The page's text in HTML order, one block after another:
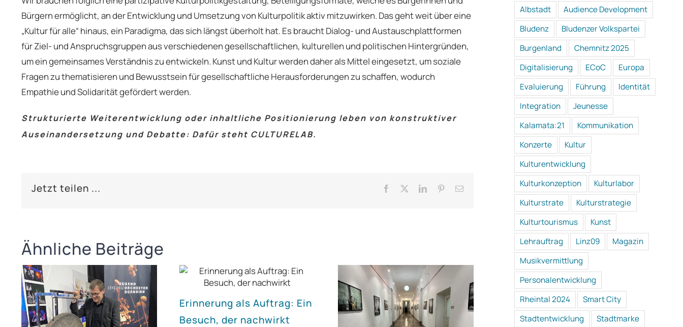
Bürgern ermöglicht, an der Entwicklung und Umsetzung von Kulturpolitik aktiv mitzuwirken. Das geht weit über eine
„Kultur für alle“ hinaus, ein Paradigma, das sich längst überholt hat. Es braucht Dialog- und Austauschplattformen
für Ziel- und Anspruchsgruppen aus verschiedenen gesellschaftlichen, kulturellen und politischen Hintergründen,
um ein gemeinsames Verständnis zu entwickeln. Kunst und Kultur werden daher als Mittel eingesetzt, um soziale
Fragen zu thematisieren und Bewusstsein für gesellschaftliche Herausforderungen zu schaffen, wodurch
Empathie und Solidarität gefördert werden.
Strukturierte Weiterentwicklung oder inhaltliche Positionierung leben von konstruktiver
Auseinandersetzung und Debatte: Dafür steht CULTURELAB.
Jetzt teilen ... Facebook LinkedInPinterest
E-
Ähnliche Beiträge
Erinnerung als Auftrag: Ein
Besuch, der nachwirkt
Albstadt
Audience Development
Bludenz
Bludenzer Volkspartei
Burgenland
Chemnitz 2025
Digitalisierung
ECoC
Europa
Evaluierung
Führung
Identität
Integration
Jeunesse
Kalamata:21
Kommunikation
Konzerte
Kultur
Kulturentwicklung
Kulturkonzeption
Kulturlabor
Kulturstrate
Kulturstrategie
Kulturtourismus
Kunst
Lehrauftrag
Linz09
Magazin
Musikvermittlung
Personalentwicklung
Rheintal 2024
Smart City
Stadtentwicklung
Stadtmarke